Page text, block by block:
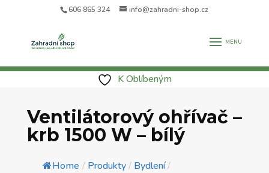
606 865 324 info@zahradni-shop.cz
K Oblíbeným
Ventilátorový ohřívač –
krb 1500 W – bílý
Home / Produkty/ Bydlení/